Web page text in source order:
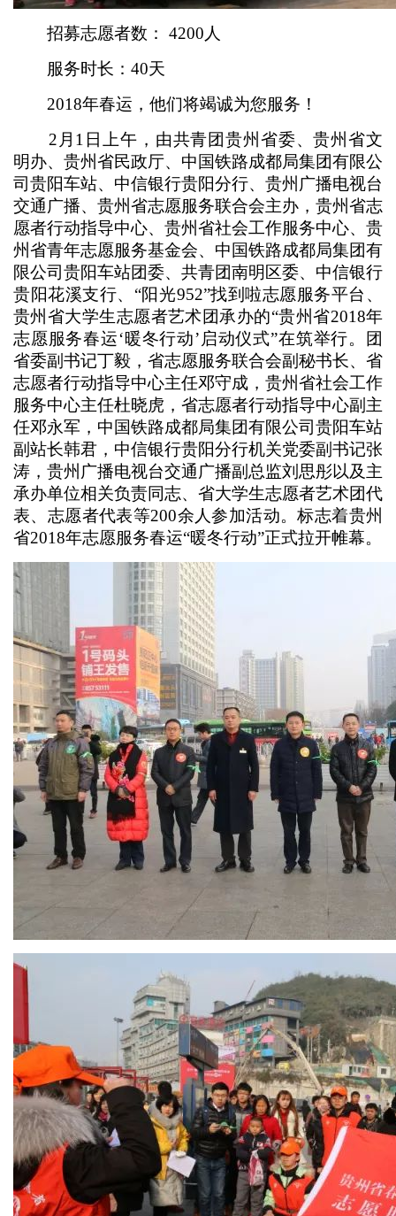
招募志愿者数： 4200人
服务时长：40天
2018年春运，他们将竭诚为您服务！
2月1日上午，由共青团贵州省委、贵州省文
明办、贵州省民政厅、中国铁路成都局集团有限公
司贵阳车站、中信银行贵阳分行、贵州广播电视台
交通广播、贵州省志愿服务联合会主办，贵州省志
愿者行动指导中心、贵州省社会工作服务中心、贵
州省青年志愿服务基金会、中国铁路成都局集团有
限公司贵阳车站团委、共青团南明区委、中信银行
贵阳花溪支行、“阳光952”找到啦志愿服务平台、
贵州省大学生志愿者艺术团承办的“贵州省2018年
志愿服务春运‘暖冬行动’启动仪式”在筑举行。团
省委副书记丁毅，省志愿服务联合会副秘书长、省
志愿者行动指导中心主任邓守成，贵州省社会工作
服务中心主任杜晓虎，省志愿者行动指导中心副主
任邓永军，中国铁路成都局集团有限公司贵阳车站
副站长韩君，中信银行贵阳分行机关党委副书记张
涛，贵州广播电视台交通广播副总监刘思彤以及主
承办单位相关负责同志、省大学生志愿者艺术团代
表、志愿者代表等200余人参加活动。标志着贵州
省2018年志愿服务春运“暖冬行动”正式拉开帷幕。